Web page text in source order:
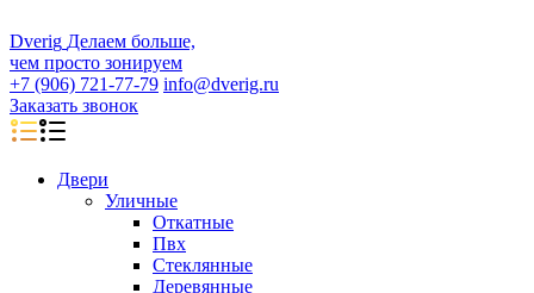
Dverig Делаем больше,
чем просто зонируем
+7 (906) 721-77-79 info@dverig.ru
Заказать звонок
Двери
Уличные
Откатные
Пвх
Стеклянные
Деревянные